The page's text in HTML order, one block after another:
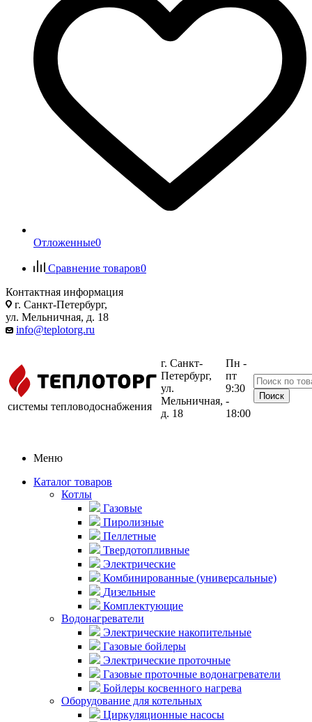
Отложенные0
Сравнение товаров0
Контактная информация
г. Санкт-Петербург,
ул. Мельничная, д. 18
info@teplotorg.ru
системы тепловодоснабжения
г. Санкт-
Петербург,
ул.
Мельничная,
д. 18
Пн -
пт
9:30
-
18:00
Меню
Каталог товаров
Котлы
Газовые
Пиролизные
Пеллетные
Твердотопливные
Электрические
Комбинированные (универсальные)
Дизельные
Комплектующие
Водонагреватели
Электрические накопительные
Газовые бойлеры
Электрические проточные
Газовые проточные водонагреватели
Бойлеры косвенного нагрева
Оборудование для котельных
Циркуляционные насосы